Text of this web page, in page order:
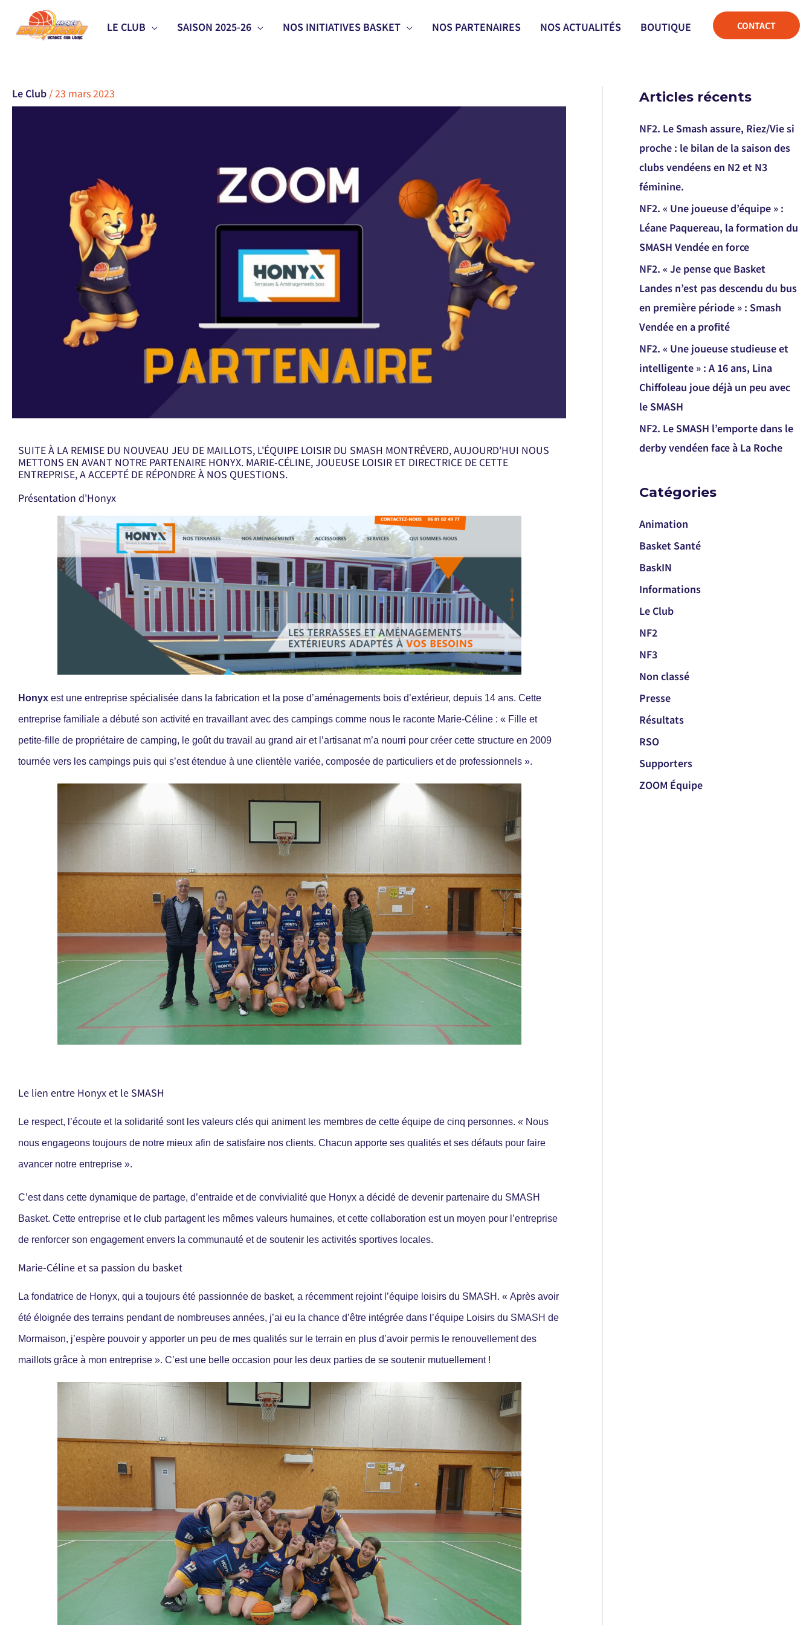
LE CLUB SAISON 2025-26 NOS INITIATIVES BASKET NOS PARTENAIRES NOS ACTUALITÉS BOUTIQUE CONTACT
Le Club /23 mars 2023
SUITE À LA REMISE DU NOUVEAU JEU DE MAILLOTS, L'ÉQUIPE LOISIR DU SMASH MONTRÉVERD, AUJOURD'HUI NOUS
METTONS EN AVANT NOTRE PARTENAIRE HONYX. MARIE-CÉLINE, JOUEUSE LOISIR ET DIRECTRICE DE CETTE
ENTREPRISE, A ACCEPTÉ DE RÉPONDRE À NOS QUESTIONS.
Présentation d'Honyx
Honyx est une entreprise spécialisée dans la fabrication et la pose d’aménagements bois d’extérieur, depuis 14 ans. Cette
entreprise familiale a débuté son activité en travaillant avec des campings comme nous le raconte Marie-Céline : « Fille et
petite-fille de propriétaire de camping, le goût du travail au grand air et l’artisanat m’a nourri pour créer cette structure en 2009
tournée vers les campings puis qui s’est étendue à une clientèle variée, composée de particuliers et de professionnels ».
Le lien entre Honyx et le SMASH
Le respect, l’écoute et la solidarité sont les valeurs clés qui animent les membres de cette équipe de cinq personnes. « Nous
nous engageons toujours de notre mieux afin de satisfaire nos clients. Chacun apporte ses qualités et ses défauts pour faire
avancer notre entreprise ».
C’est dans cette dynamique de partage, d’entraide et de convivialité que Honyx a décidé de devenir partenaire du SMASH
Basket. Cette entreprise et le club partagent les mêmes valeurs humaines, et cette collaboration est un moyen pour l’entreprise
de renforcer son engagement envers la communauté et de soutenir les activités sportives locales.
Marie-Céline et sa passion du basket
La fondatrice de Honyx, qui a toujours été passionnée de basket, a récemment rejoint l’équipe loisirs du SMASH. « Après avoir
été éloignée des terrains pendant de nombreuses années, j’ai eu la chance d’être intégrée dans l’équipe Loisirs du SMASH de
Mormaison, j’espère pouvoir y apporter un peu de mes qualités sur le terrain en plus d’avoir permis le renouvellement des
maillots grâce à mon entreprise ». C’est une belle occasion pour les deux parties de se soutenir mutuellement !
Articles récents
NF2. Le Smash assure, Riez/Vie si
proche : le bilan de la saison des
clubs vendéens en N2 et N3
féminine.
NF2. « Une joueuse d’équipe » :
Léane Paquereau, la formation du
SMASH Vendée en force
NF2. « Je pense que Basket
Landes n’est pas descendu du bus
en première période » : Smash
Vendée en a profité
NF2. « Une joueuse studieuse et
intelligente » : A 16 ans, Lina
Chiffoleau joue déjà un peu avec
le SMASH
NF2. Le SMASH l’emporte dans le
derby vendéen face à La Roche
Catégories
Animation
Basket Santé
BaskIN
Informations
Le Club
NF2
NF3
Non classé
Presse
Résultats
RSO
Supporters
ZOOM Équipe